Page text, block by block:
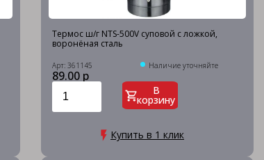
Термос ш/г NTS-500V суповой с ложкой,
воронёная сталь
Арт: 361145 Наличие уточняйте
89.00 р
В
корзину
Купить в 1 клик